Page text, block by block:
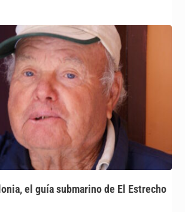
el guía submarino de El Estrecho